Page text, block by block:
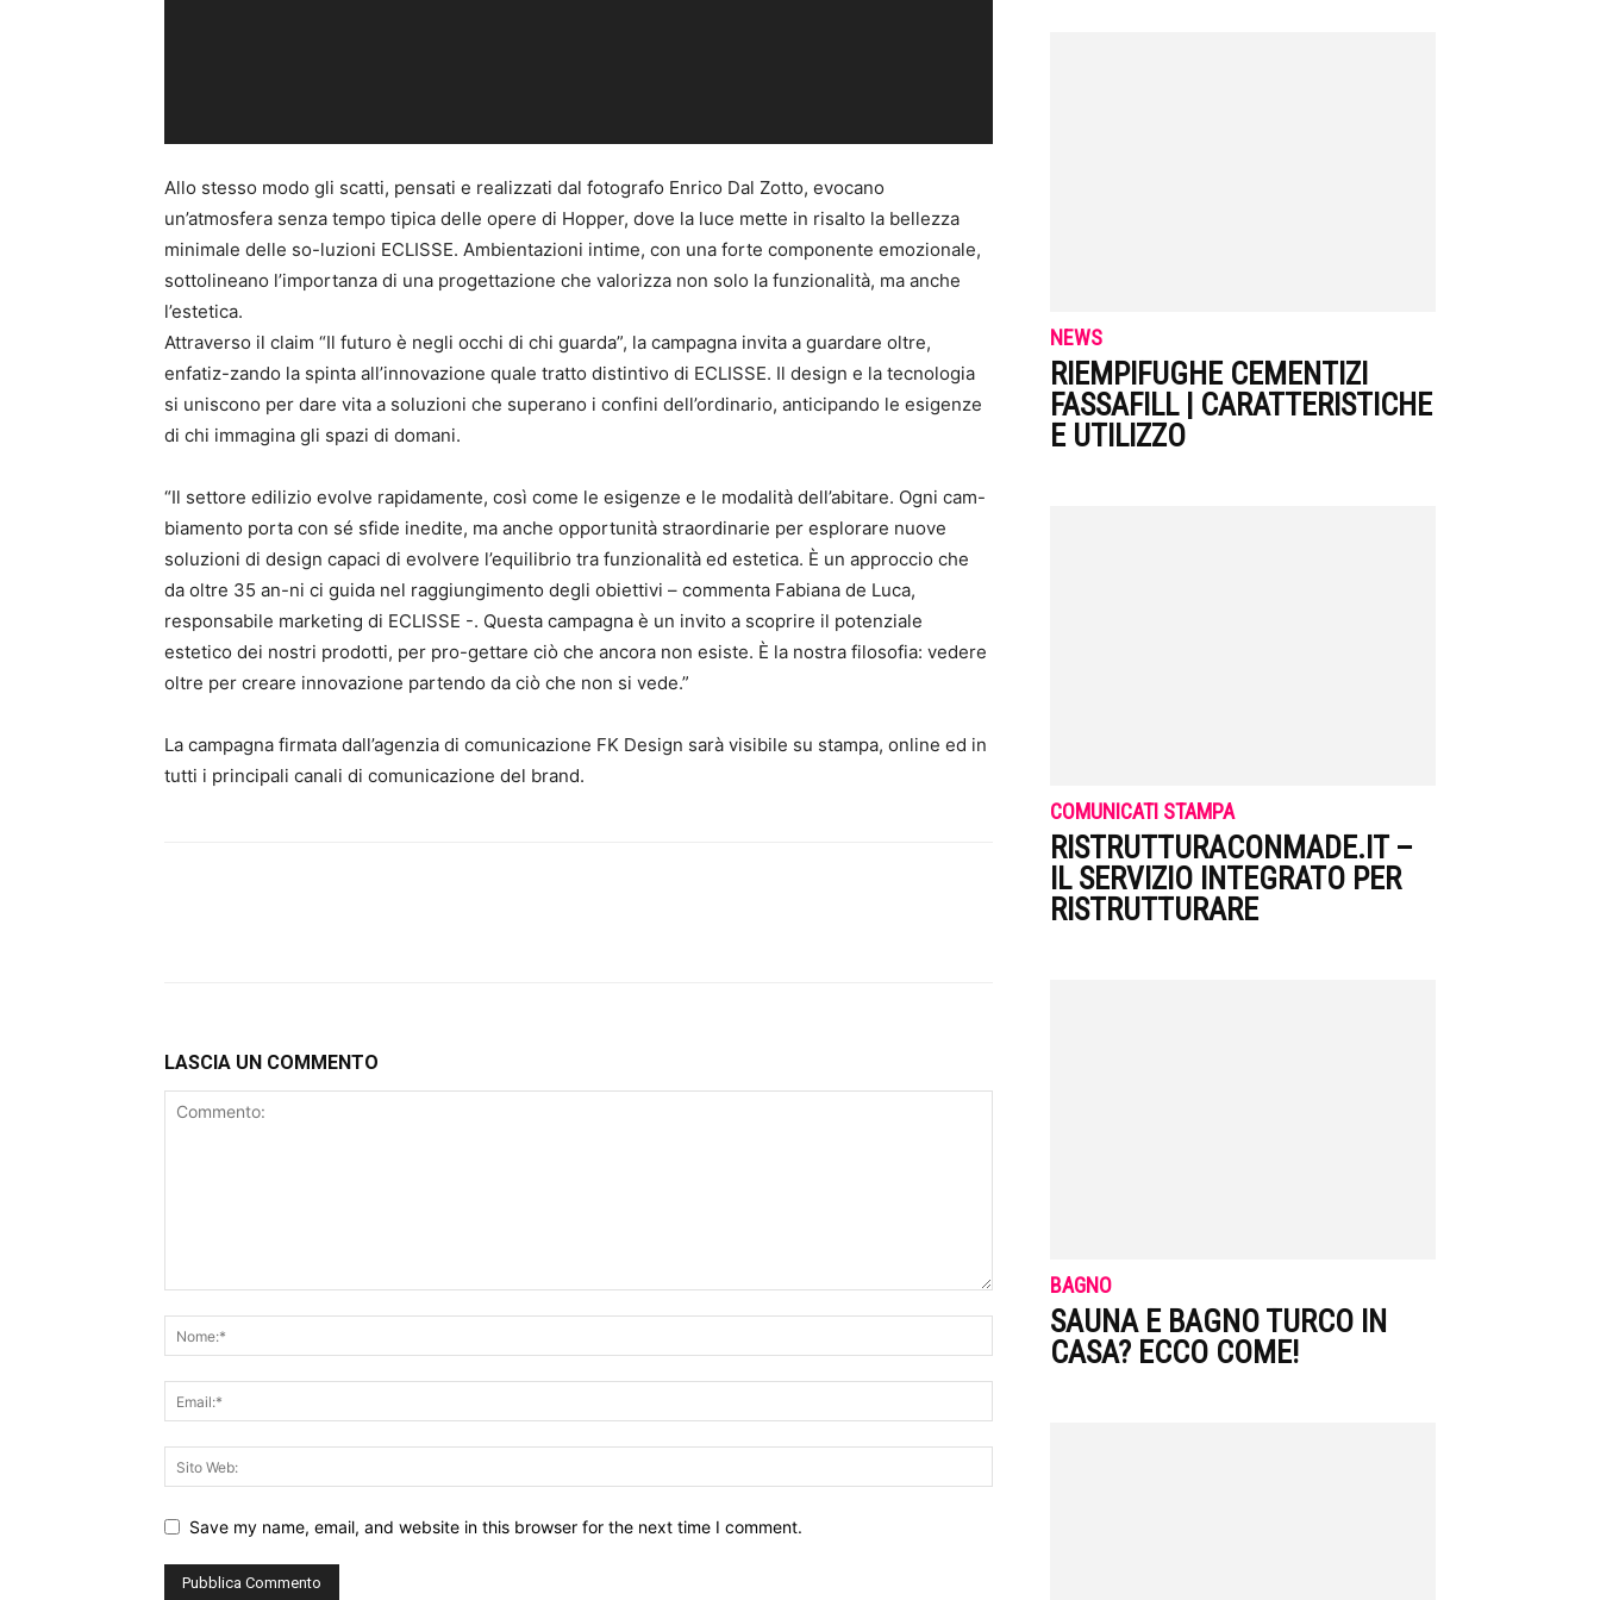
Allo stesso modo gli scatti, pensati e realizzati dal fotografo Enrico Dal Zotto, evocano
un’atmosfera senza tempo tipica delle opere di Hopper, dove la luce mette in risalto la bellezza
minimale delle so-luzioni ECLISSE. Ambientazioni intime, con una forte componente emozionale,
sottolineano l’importanza di una progettazione che valorizza non solo la funzionalità, ma anche
l’estetica.
Attraverso il claim “Il futuro è negli occhi di chi guarda”, la campagna invita a guardare oltre,
enfatiz-zando la spinta all’innovazione quale tratto distintivo di ECLISSE. Il design e la tecnologia
si uniscono per dare vita a soluzioni che superano i confini dell’ordinario, anticipando le esigenze
di chi immagina gli spazi di domani.
“Il settore edilizio evolve rapidamente, così come le esigenze e le modalità dell’abitare. Ogni cam-
biamento porta con sé sfide inedite, ma anche opportunità straordinarie per esplorare nuove
soluzioni di design capaci di evolvere l’equilibrio tra funzionalità ed estetica. È un approccio che
da oltre 35 an-ni ci guida nel raggiungimento degli obiettivi – commenta Fabiana de Luca,
responsabile marketing di ECLISSE -. Questa campagna è un invito a scoprire il potenziale
estetico dei nostri prodotti, per pro-gettare ciò che ancora non esiste. È la nostra filosofia: vedere
oltre per creare innovazione partendo da ciò che non si vede.”
La campagna firmata dall’agenzia di comunicazione FK Design sarà visibile su stampa, online ed in
tutti i principali canali di comunicazione del brand.
LASCIA UN COMMENTO
Save my name, email, and website in this browser for the next time I comment.
NEWS
RIEMPIFUGHE CEMENTIZI
FASSAFILL | CARATTERISTICHE
E UTILIZZO
COMUNICATI STAMPA
RISTRUTTURACONMADE.IT –
IL SERVIZIO INTEGRATO PER
RISTRUTTURARE
BAGNO
SAUNA E BAGNO TURCO IN
CASA? ECCO COME!